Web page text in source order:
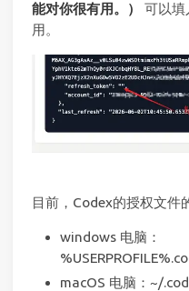
能对你很有用。）
可以
用。
目前，Codex的授权文件
windows 电脑：
macOS 电脑：~/